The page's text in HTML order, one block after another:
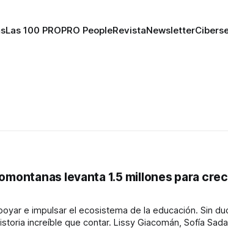
Las 100 PROPRO PeopleRevistaNewsletter
levanta 1.5 millones para
e impulsar el ecosistema de la educación. Sin
Sofía Sada y Miriam Fernández irrumpieron en la